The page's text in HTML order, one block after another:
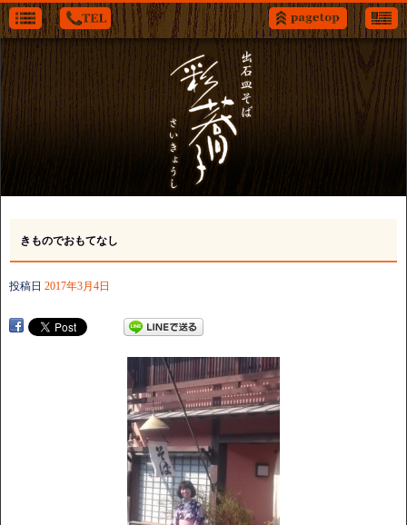
きものでおもてなし
投稿日 2017年3月4日